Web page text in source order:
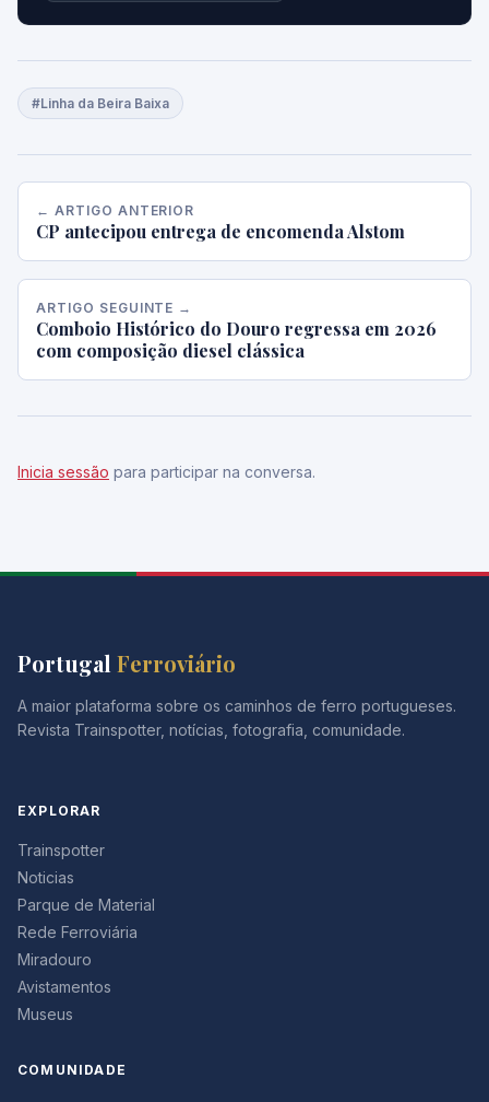
#Linha da Beira Baixa
← ARTIGO ANTERIOR
CP antecipou entrega de encomenda Alstom
ARTIGO SEGUINTE →
Comboio Histórico do Douro regressa em 2026
com composição diesel clássica
Inicia sessão para participar na conversa.
Portugal Ferroviário
A maior plataforma sobre os caminhos de ferro portugueses.
Revista Trainspotter, notícias, fotografia, comunidade.
EXPLORAR
Trainspotter
Noticias
Parque de Material
Rede Ferroviária
Miradouro
Avistamentos
Museus
COMUNIDADE